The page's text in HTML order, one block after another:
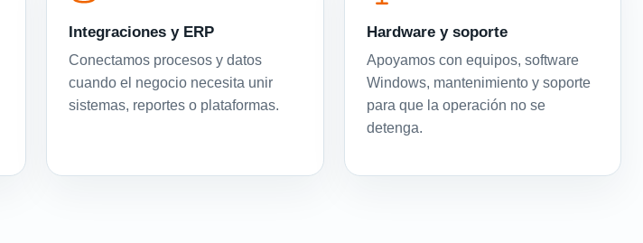
Integraciones y ERP
Conectamos procesos y datos
cuando el negocio necesita unir
sistemas, reportes o plataformas.
Hardware y soporte
Apoyamos con equipos, software
Windows, mantenimiento y soporte
para que la operación no se
detenga.